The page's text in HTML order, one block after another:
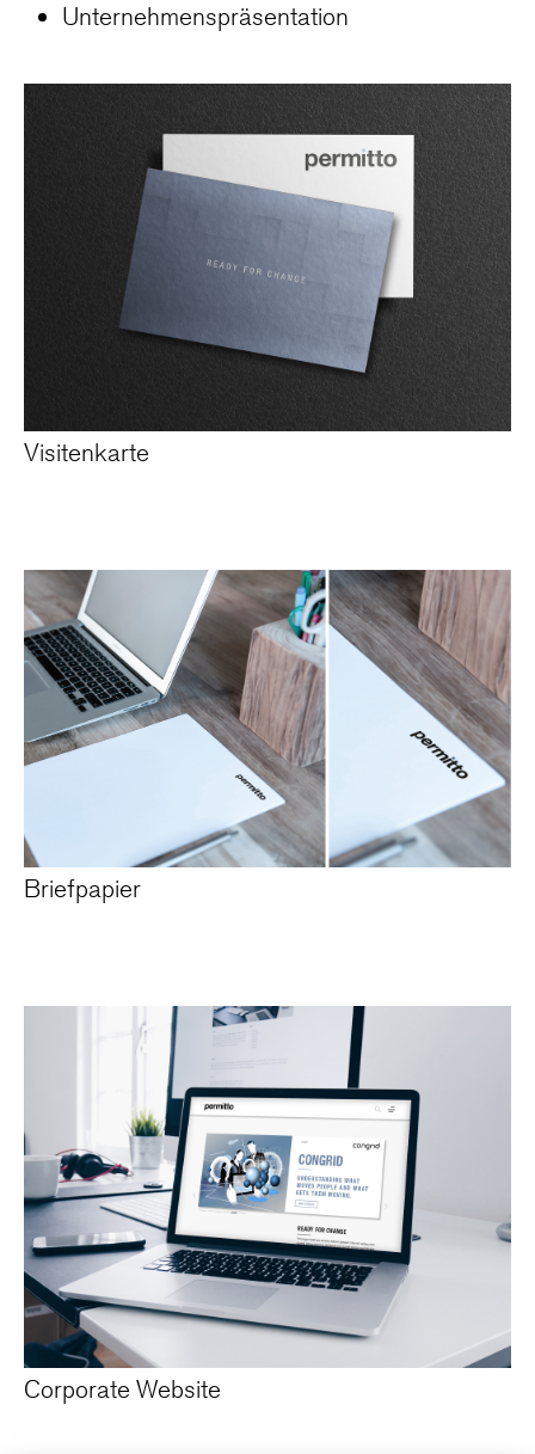
Unternehmenspräsentation
Visitenkarte
Briefpapier
Corporate Website